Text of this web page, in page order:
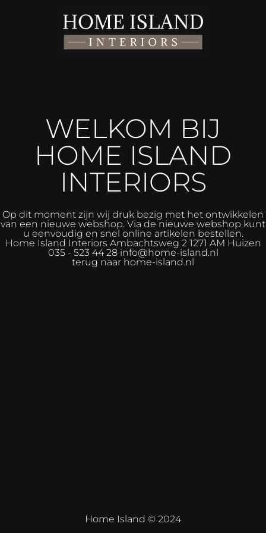
WELKOM BIJ
HOME ISLAND
INTERIORS
Op dit moment zijn wij druk bezig met het ontwikkelen
van een nieuwe webshop. Via de nieuwe webshop kunt
u eenvoudig en snel online artikelen bestellen.
Home Island Interiors Ambachtsweg 2 1271 AM Huizen
035 - 523 44 28 info@home-island.nl
terug naar home-island.nl
Home Island © 2024